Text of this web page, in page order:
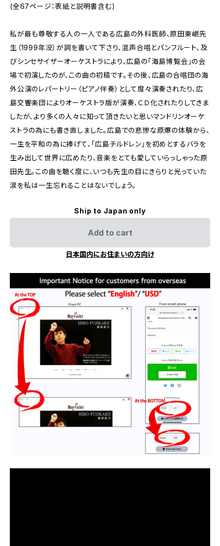
(全67ページ：表紙と説明書含む)
私が最も尊敬する人の一人である広島の外科医師、原田東岷先
生（1999年没）が詞を書いて下さり、混声合唱とパンフルート、及
びシンセサイザーオーケストラにより、広島の「海島博覧会」の会
場で初演したのが、この曲の初稿です。その後、広島の合唱団の海
外公演のレパートリー（ピアノ伴奏）として度々演奏されたり、広
島交響楽団によりオーケストラ版が演奏、ＣＤ化されたりしてきま
したが、より多くの人々に知って頂きたいと思いマンドリンオーケ
ストラの為にも書き直しました。広島での悲惨な原爆の体験から、
一生を平和の為に捧げて、「広島チルドレン」を初めとするバラを
生み出して世界に広めたり、音楽をとても愛していらっしゃった原
田先生。この曲を聴く度に、いつも先生の目にきらりと光っていた
涙を私は一生忘れることはないでしょう。
Ship to Japan only
Add to cart
日本国内にお住まいの方向け